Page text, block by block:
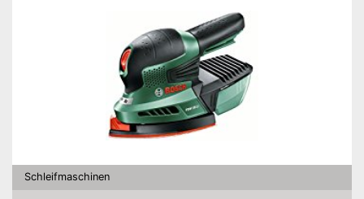
Schleifmaschinen